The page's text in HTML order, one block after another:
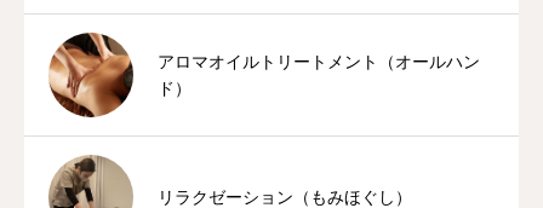
アロマオイルトリートメント（オールハン
ド）
リラクゼーション（もみほぐし）